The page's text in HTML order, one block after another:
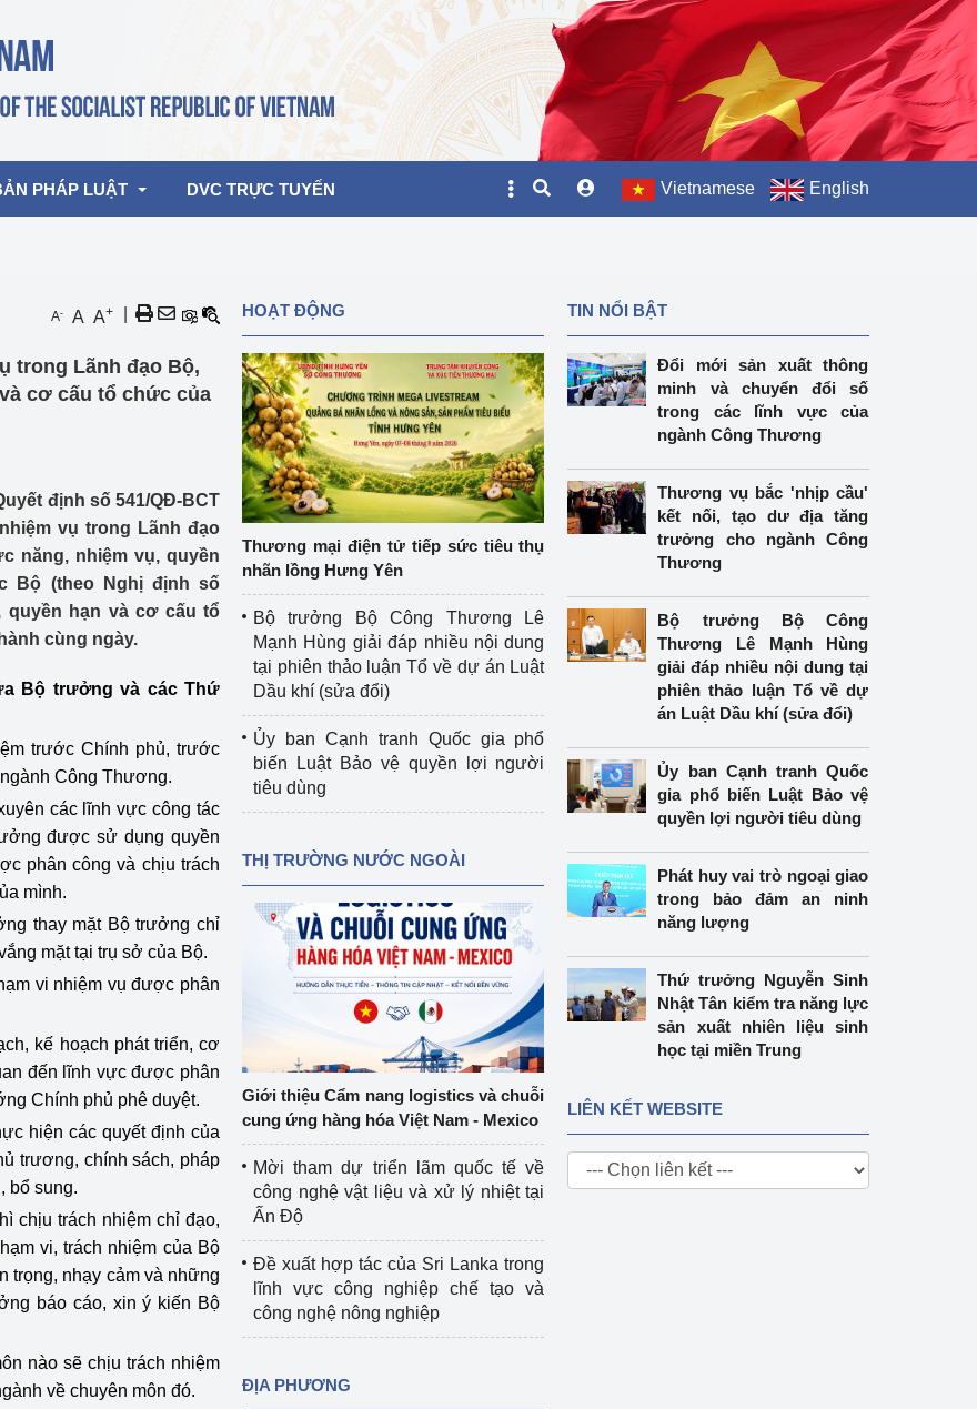
động của Lãnh đạo Bộ
báo
cáo báo chí
báo
Lâm Thủy sản
chức kiểm định kỹ thuật an toàn lao
thuộc thẩm quyền quản lý của
Công Thương
chức được cấp GCN đăng ký, hoạt
kiểm định thiết bị, dụng cụ điện
việc ở môi trường không có nguy
khí, bụi nổ
chức huấn luyện, bồi dưỡng
vụ kiểm định kỹ thuật an toàn
động
Thương
kiệm và
quả năng lượng
đổi mới sáng
bảo vệ môi trường
ảnh bảo vệ môi trường
bản về môi trường
của Đảng
vực miền Trung
định EVFTA
PHÁP LUẬT
hợp nhất
DVC TRỰC TUYẾN Vietnamese English
A- A A+
trong Lãnh đạo Bộ,
cơ cấu tổ chức của
định số 541/QĐ-BCT
vụ trong Lãnh đạo
năng, nhiệm vụ, quyền
Bộ (theo Nghị định số
quyền hạn và cơ cấu tổ
cùng ngày.
Bộ trưởng và các Thứ
trước Chính phủ, trước
Công Thương.
các lĩnh vực công tác
được sử dụng quyền
phân công và chịu trách
mình.
thay mặt Bộ trưởng chỉ
mặt tại trụ sở của Bộ.
vi nhiệm vụ được phân
kế hoạch phát triển, cơ
đến lĩnh vực được phân
Chính phủ phê duyệt.
hiện các quyết định của
trương, chính sách, pháp
bổ sung.
chịu trách nhiệm chỉ đạo,
vi, trách nhiệm của Bộ
trọng, nhạy cảm và những
báo cáo, xin ý kiến Bộ
nào sẽ chịu trách nhiệm
về chuyên môn đó.
HOẠT ĐỘNG
Thương mại điện tử tiếp sức tiêu thụ
nhãn lồng Hưng Yên
Bộ trưởng Bộ Công Thương Lê
Mạnh Hùng giải đáp nhiều nội dung
tại phiên thảo luận Tổ về dự án Luật
Dầu khí (sửa đổi)
Ủy ban Cạnh tranh Quốc gia phổ
biến Luật Bảo vệ quyền lợi người
tiêu dùng
THỊ TRƯỜNG NƯỚC NGOÀI
Giới thiệu Cẩm nang logistics và chuỗi
cung ứng hàng hóa Việt Nam - Mexico
Mời tham dự triển lãm quốc tế về
công nghệ vật liệu và xử lý nhiệt tại
Ấn Độ
Đề xuất hợp tác của Sri Lanka trong
lĩnh vực công nghiệp chế tạo và
công nghệ nông nghiệp
ĐỊA PHƯƠNG
TIN NỔI BẬT
Đổi mới sản xuất thông
minh và chuyển đổi số
trong các lĩnh vực của
ngành Công Thương
Thương vụ bắc 'nhịp cầu'
kết nối, tạo dư địa tăng
trưởng cho ngành Công
Thương
Bộ trưởng Bộ Công
Thương Lê Mạnh Hùng
giải đáp nhiều nội dung tại
phiên thảo luận Tổ về dự
án Luật Dầu khí (sửa đổi)
Ủy ban Cạnh tranh Quốc
gia phổ biến Luật Bảo vệ
quyền lợi người tiêu dùng
Phát huy vai trò ngoại giao
trong bảo đảm an ninh
năng lượng
Thứ trưởng Nguyễn Sinh
Nhật Tân kiểm tra năng lực
sản xuất nhiên liệu sinh
học tại miền Trung
LIÊN KẾT WEBSITE